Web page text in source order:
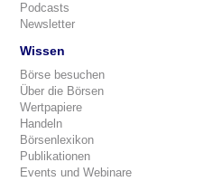
Podcasts
Newsletter
Wissen
Börse besuchen
Über die Börsen
Wertpapiere
Handeln
Börsenlexikon
Publikationen
Events und Webinare